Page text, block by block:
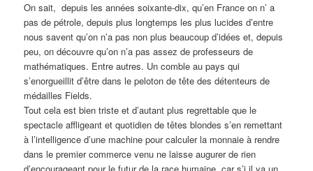
On sait, depuis les années soixante-dix, qu’en France on n’ a
pas de pétrole, depuis plus longtemps les plus lucides d’entre
nous savent qu’on n’a pas non plus beaucoup d’idées et, depuis
peu, on découvre qu’on n’a pas assez de professeurs de
mathématiques. Entre autres. Un comble au pays qui
s’enorgueillit d’être dans le peloton de tête des détenteurs de
médailles Fields.
Tout cela est bien triste et d’autant plus regrettable que le
spectacle affligeant et quotidien de têtes blondes s’en remettant
à l’intelligence d’une machine pour calculer la monnaie à rendre
dans le premier commerce venu ne laisse augurer de rien